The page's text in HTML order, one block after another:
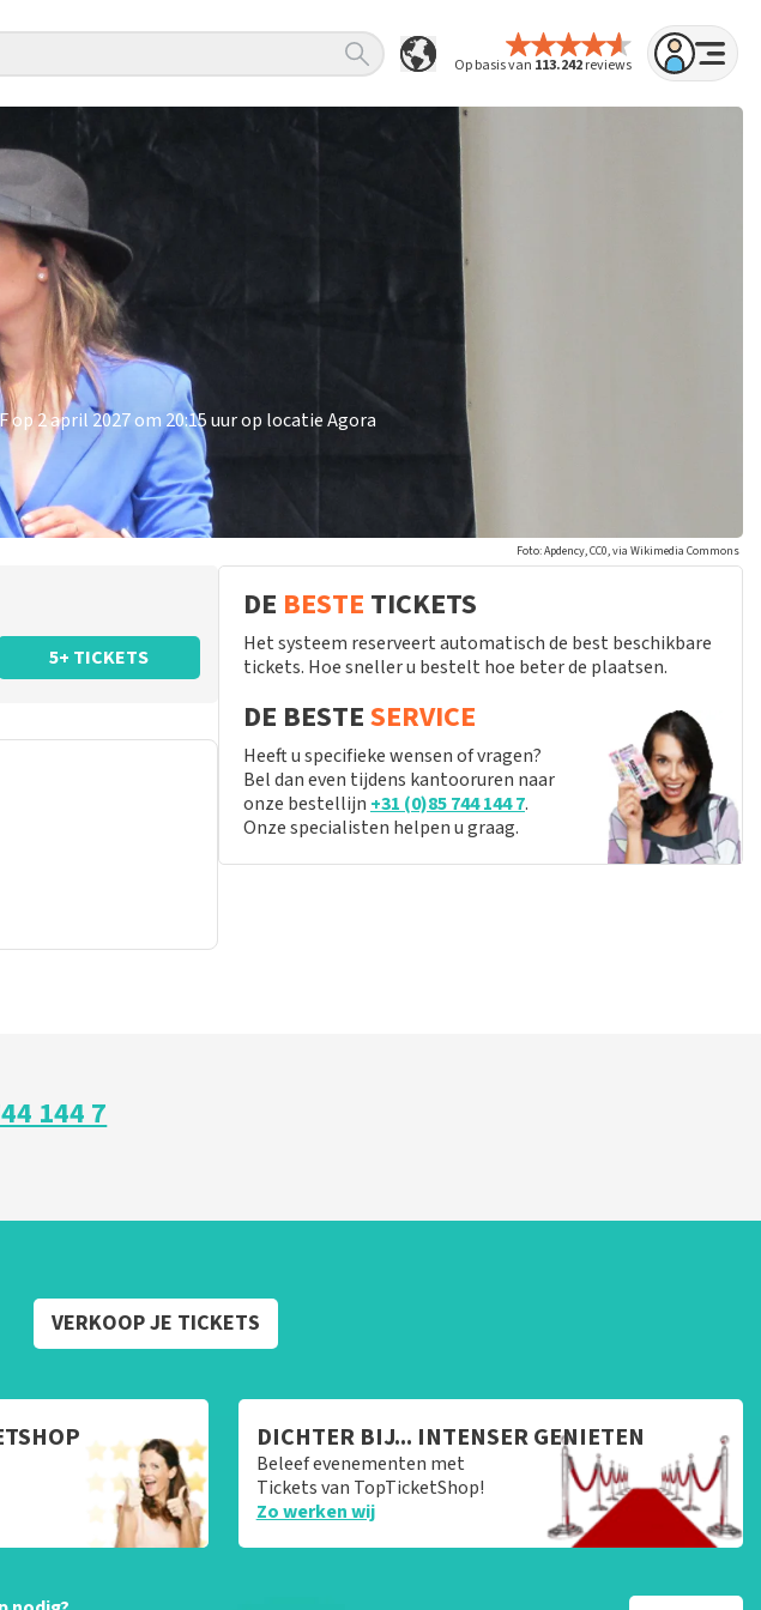
Op basis van 113.242reviews
2 april 2027 om 20:15 uur op locatie Agora
Foto: Apdency, CC0, via Wikimedia Commons
5+ TICKETS
DE BESTE TICKETS
Het systeem reserveert automatisch de best beschikbare
tickets. Hoe sneller u bestelt hoe beter de plaatsen.
DE BESTESERVICE
Heeft u specifieke wensen of vragen?
Bel dan even tijdens kantooruren naar
onze bestellijn +31 (0)85 744 144 7.
Onze specialisten helpen u graag.
144 7
VERKOOP JE TICKETS
DICHTER BIJ... INTENSER GENIETEN
Beleef evenementen met
Tickets van TopTicketShop!
Zo werken wij